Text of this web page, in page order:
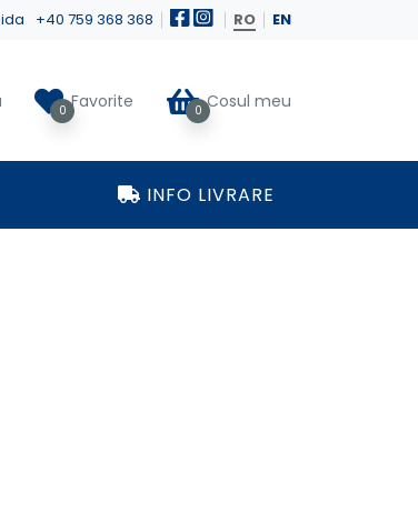
+40 759 368 368 RO EN
0 Favorite 0 Cosul meu
INFO LIVRARE